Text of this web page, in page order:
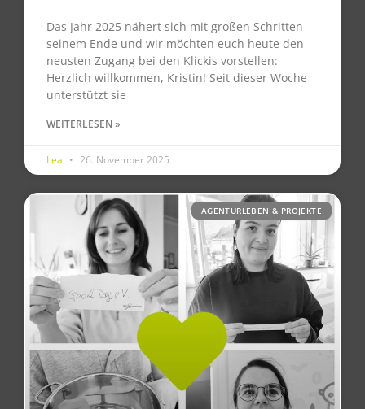
Das Jahr 2025 nähert sich mit großen Schritten
seinem Ende und wir möchten euch heute den
neusten Zugang bei den Klickis vorstellen:
Herzlich willkommen, Kristin! Seit dieser Woche
unterstützt sie
WEITERLESEN »
Lea 26. November 2025
AGENTURLEBEN & PROJEKTE